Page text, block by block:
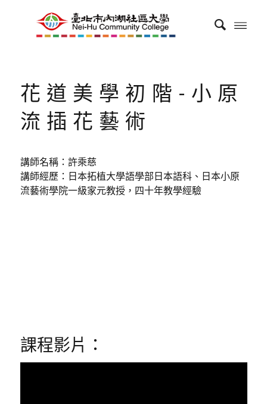
花道美學初階-小原
流插花藝術
講師名稱：許乘慈
講師經歷：日本拓植大學語學部日本語科、日本小原
流藝術學院一級家元教授，四十年教學經驗
課程影片：